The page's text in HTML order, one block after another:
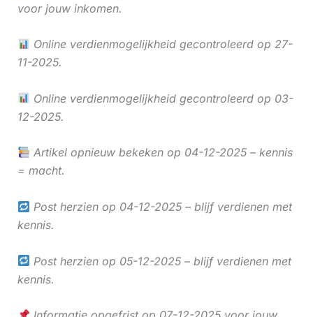
voor jouw inkomen.
Online verdienmogelijkheid gecontroleerd op 27-
11-2025.
Online verdienmogelijkheid gecontroleerd op 03-
12-2025.
Artikel opnieuw bekeken op 04-12-2025 – kennis
= macht.
Post herzien op 04-12-2025 – blijf verdienen met
kennis.
Post herzien op 05-12-2025 – blijf verdienen met
kennis.